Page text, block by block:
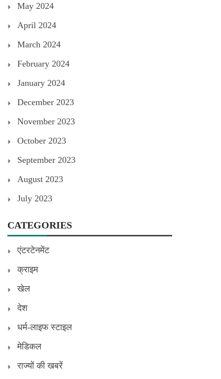
May 2024
April 2024
March 2024
February 2024
January 2024
December 2023
November 2023
October 2023
September 2023
August 2023
July 2023
CATEGORIES
एंटरटेनमेंट
क्राइम
खेल
देश
धर्म-लाइफ स्टाइल
मेडिकल
राज्यों की खबरें